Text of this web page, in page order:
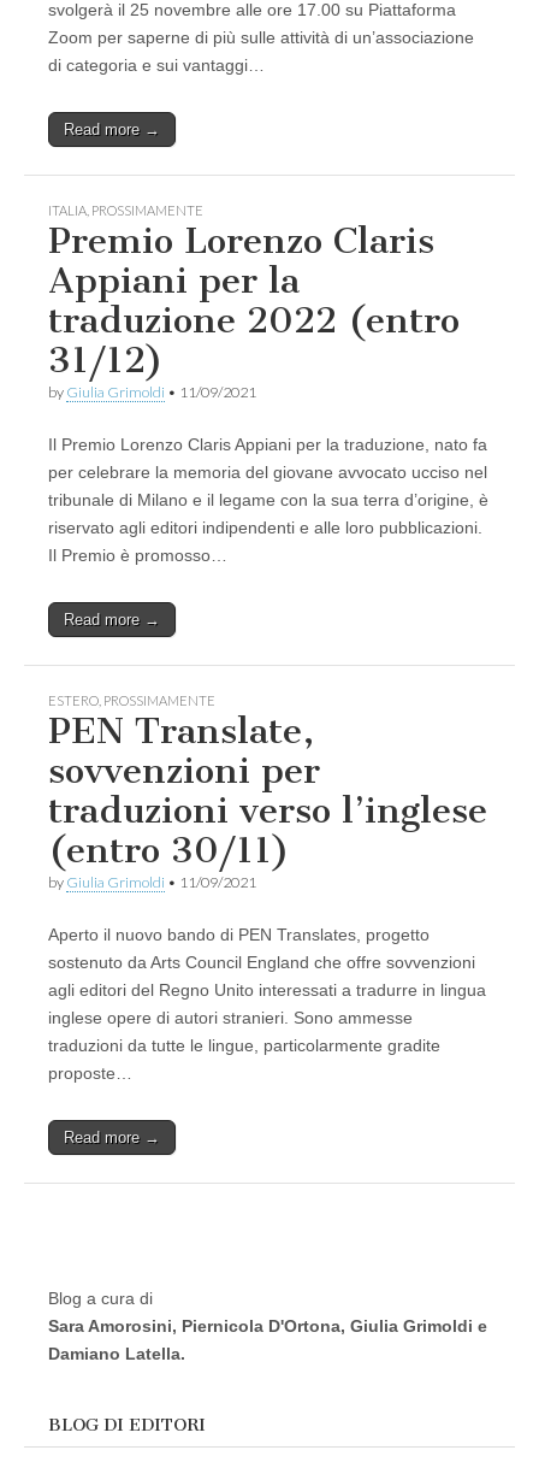
svolgerà il 25 novembre alle ore 17.00 su Piattaforma
Zoom per saperne di più sulle attività di un’associazione
di categoria e sui vantaggi…
Read more →
ITALIA PROSSIMAMENTE
Premio Lorenzo Claris
Appiani per la
traduzione 2022 (entro
31/12)
by Giulia Grimoldi • 11/09/2021
Il Premio Lorenzo Claris Appiani per la traduzione, nato fa
per celebrare la memoria del giovane avvocato ucciso nel
tribunale di Milano e il legame con la sua terra d’origine, è
riservato agli editori indipendenti e alle loro pubblicazioni.
Il Premio è promosso…
Read more →
ESTERO PROSSIMAMENTE
PEN Translate,
sovvenzioni per
traduzioni verso l’inglese
(entro 30/11)
by Giulia Grimoldi • 11/09/2021
Aperto il nuovo bando di PEN Translates, progetto
sostenuto da Arts Council England che offre sovvenzioni
agli editori del Regno Unito interessati a tradurre in lingua
inglese opere di autori stranieri. Sono ammesse
traduzioni da tutte le lingue, particolarmente gradite
proposte…
Read more →
Blog a cura di
Sara Amorosini, Piernicola D'Ortona, Giulia Grimoldi e
Damiano Latella.
BLOG DI EDITORI